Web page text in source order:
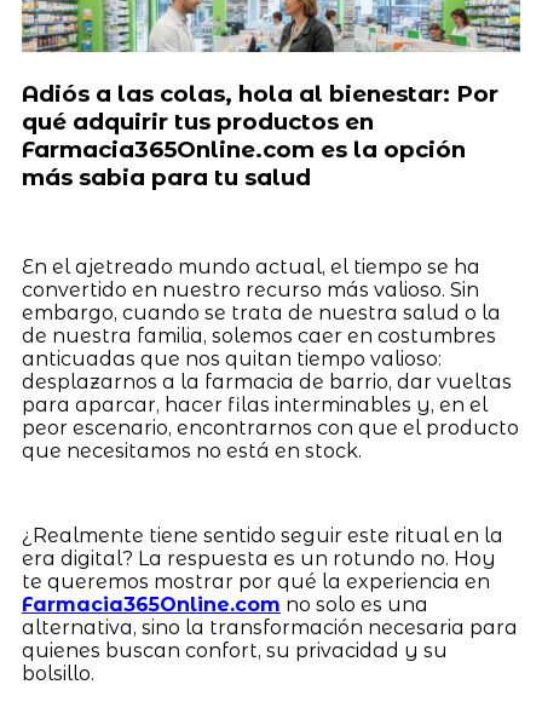
Adiós a las colas, hola al bienestar: Por
qué adquirir tus productos en
Farmacia365Online.com es la opción
más sabia para tu salud
En el ajetreado mundo actual, el tiempo se ha
convertido en nuestro recurso más valioso. Sin
embargo, cuando se trata de nuestra salud o la
de nuestra familia, solemos caer en costumbres
anticuadas que nos quitan tiempo valioso:
desplazarnos a la farmacia de barrio, dar vueltas
para aparcar, hacer filas interminables y, en el
peor escenario, encontrarnos con que el producto
que necesitamos no está en stock.
¿Realmente tiene sentido seguir este ritual en la
era digital? La respuesta es un rotundo no. Hoy
te queremos mostrar por qué la experiencia en
Farmacia365Online.com no solo es una
alternativa, sino la transformación necesaria para
quienes buscan confort, su privacidad y su
bolsillo.